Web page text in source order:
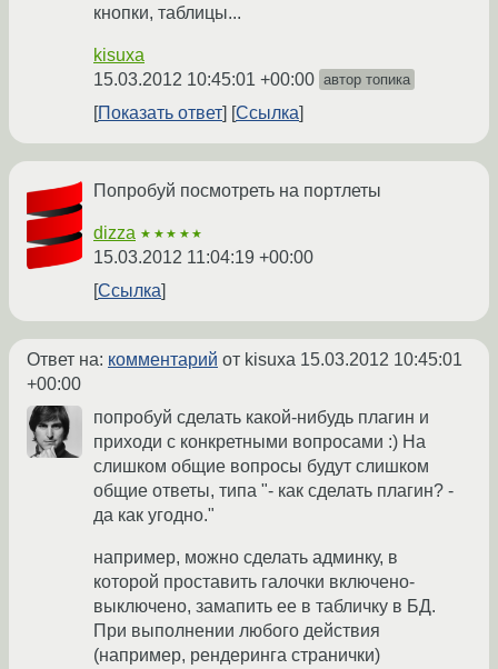
кнопки, таблицы...
kisuxa
15.03.2012 10:45:01 +00:00 автор топика
Показать ответ Ссылка
Попробуй посмотреть на портлеты
dizza ★★★★★
15.03.2012 11:04:19 +00:00
Ссылка
Ответ на: комментарий от kisuxa 15.03.2012 10:45:01
+00:00
попробуй сделать какой-нибудь плагин и
приходи с конкретными вопросами :) На
слишком общие вопросы будут слишком
общие ответы, типа "- как сделать плагин? -
да как угодно."
например, можно сделать админку, в
которой проставить галочки включено-
выключено, замапить ее в табличку в БД.
При выполнении любого действия
(например, рендеринга странички)